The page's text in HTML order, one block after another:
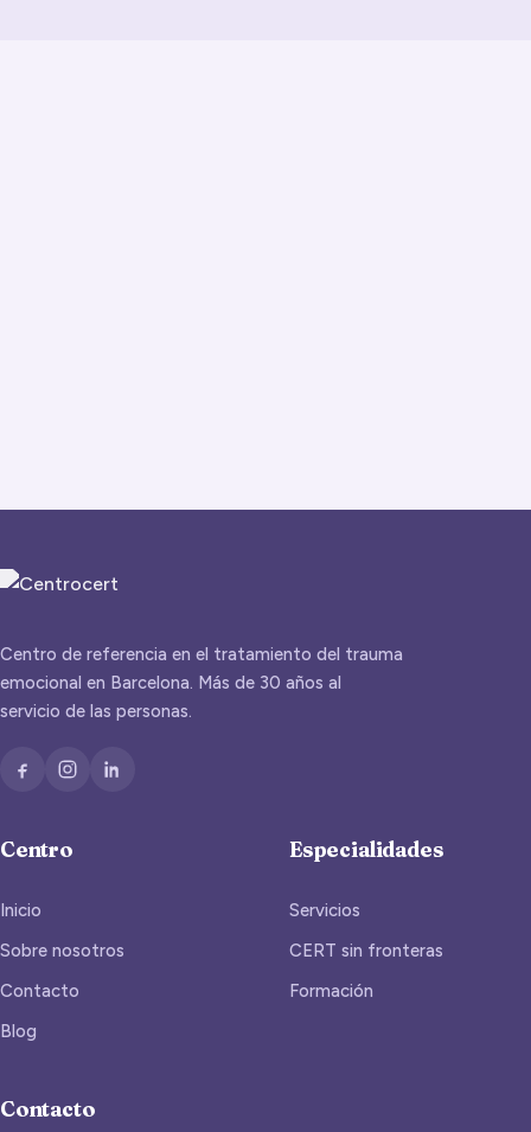
Centro de referencia en el tratamiento del trauma
emocional en Barcelona. Más de 30 años al
servicio de las personas.
Centro
Inicio
Sobre nosotros
Contacto
Blog
Especialidades
Servicios
CERT sin fronteras
Formación
Contacto